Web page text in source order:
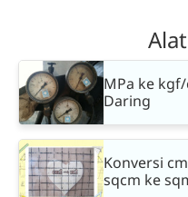
MPa ke
Daring
Konversi
sqcm ke